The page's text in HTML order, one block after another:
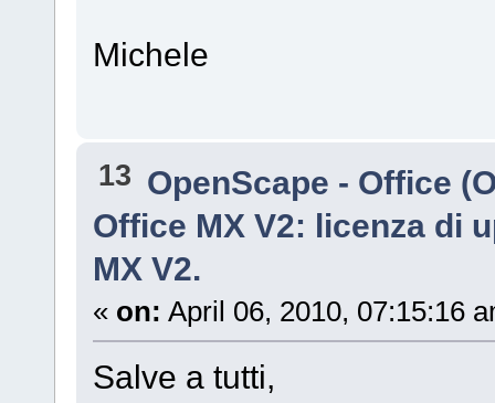
Michele
13 OpenScape - Office
Office MX V2: licenza di
MX V2.
« on: April 06, 2010, 07:15:16
Salve a tutti,